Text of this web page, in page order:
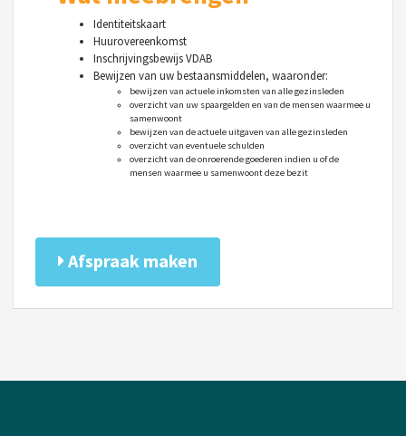
Identiteitskaart
Huurovereenkomst
Inschrijvingsbewijs VDAB
Bewijzen van uw bestaansmiddelen, waaronder:
bewijzen van actuele inkomsten van alle gezinsleden
overzicht van uw spaargelden en van de mensen waarmee u
samenwoont
bewijzen van de actuele uitgaven van alle gezinsleden
overzicht van eventuele schulden
overzicht van de onroerende goederen indien u of de
mensen waarmee u samenwoont deze bezit
Afspraak maken